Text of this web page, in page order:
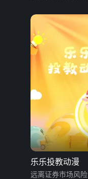
乐乐投教动漫
远离证券市场风险